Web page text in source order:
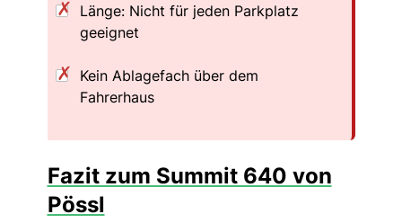
Länge: Nicht für jeden Parkplatz
geeignet
Kein Ablagefach über dem
Fahrerhaus
Fazit zum Summit 640 von
Pössl